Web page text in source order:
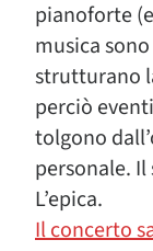
pianoforte
musica
strutturano
perciò
tolgono
personale.
L’epica.
Il concerto